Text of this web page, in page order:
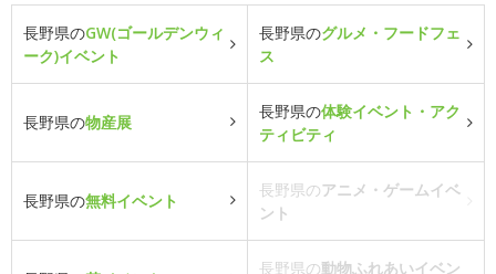
長野県のGW(ゴールデンウィ
ーク)イベント
長野県のグルメ・フードフェ
ス
長野県の物産展
長野県の体験イベント・アク
ティビティ
長野県の無料イベント
長野県のアニメ・ゲームイベ
ント
長野県の動物ふれあいイベン